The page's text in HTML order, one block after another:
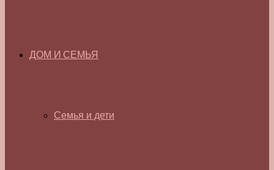
ДОМ И СЕМЬЯ
Семья и дети